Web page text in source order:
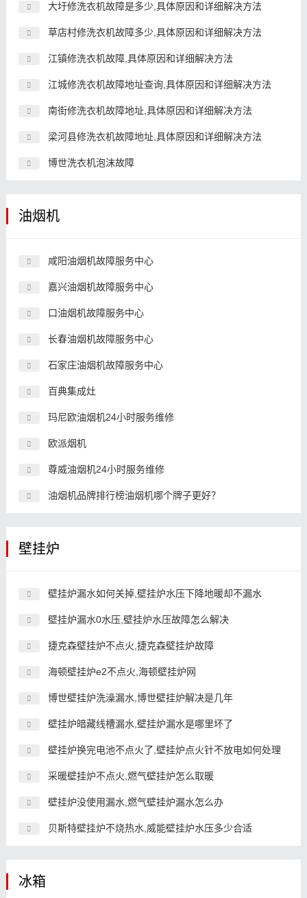
大圩修洗衣机故障是多少,具体原因和详细解决方法
草店村修洗衣机故障多少,具体原因和详细解决方法
江镇修洗衣机故障,具体原因和详细解决方法
江城修洗衣机故障地址查询,具体原因和详细解决方法
南街修洗衣机故障地址,具体原因和详细解决方法
梁河县修洗衣机故障地址,具体原因和详细解决方法
博世洗衣机泡沫故障
油烟机
咸阳油烟机故障服务中心
嘉兴油烟机故障服务中心
口油烟机故障服务中心
长春油烟机故障服务中心
石家庄油烟机故障服务中心
百典集成灶
玛尼欧油烟机24小时服务维修
欧派烟机
尊威油烟机24小时服务维修
油烟机品牌排行榜油烟机哪个牌子更好？
壁挂炉
壁挂炉漏水如何关掉,壁挂炉水压下降地暖却不漏水
壁挂炉漏水0水压,壁挂炉水压故障怎么解决
捷克森壁挂炉不点火,捷克森壁挂炉故障
海顿壁挂炉e2不点火,海顿壁挂炉网
博世壁挂炉洗澡漏水,博世壁挂炉解决是几年
壁挂炉暗藏线槽漏水,壁挂炉漏水是哪里坏了
壁挂炉换完电池不点火了,壁挂炉点火针不放电如何处理
采暖壁挂炉不点火,燃气壁挂炉怎么取暖
壁挂炉没使用漏水,燃气壁挂炉漏水怎么办
贝斯特壁挂炉不烧热水,威能壁挂炉水压多少合适
冰箱